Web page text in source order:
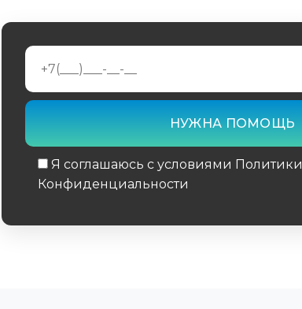
Я соглашаюсь с условиями Политики
Конфиденциальности